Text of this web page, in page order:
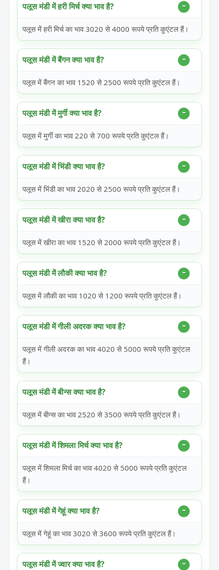
पलूस मंडी में हरी मिर्च क्या भाव है?
पलूस में हरी मिर्च का भाव 3020 से 4000 रूपये प्रति कुएंटल हैं।
पलूस मंडी में बैंगन क्या भाव है?
पलूस में बैंगन का भाव 1520 से 2500 रूपये प्रति कुएंटल हैं।
पलूस मंडी में मुर्गी क्या भाव है?
पलूस में मुर्गी का भाव 220 से 700 रूपये प्रति कुएंटल हैं।
पलूस मंडी में भिंडी क्या भाव है?
पलूस में भिंडी का भाव 2020 से 2500 रूपये प्रति कुएंटल हैं।
पलूस मंडी में खीरा क्या भाव है?
पलूस में खीरा का भाव 1520 से 2000 रूपये प्रति कुएंटल हैं।
पलूस मंडी में लौकी क्या भाव है?
पलूस में लौकी का भाव 1020 से 1200 रूपये प्रति कुएंटल हैं।
पलूस मंडी में गीली अदरक क्या भाव है?
पलूस में गीली अदरक का भाव 4020 से 5000 रूपये प्रति कुएंटल
हैं।
पलूस मंडी में बीन्स क्या भाव है?
पलूस में बीन्स का भाव 2520 से 3500 रूपये प्रति कुएंटल हैं।
पलूस मंडी में शिमला मिर्च क्या भाव है?
पलूस में शिमला मिर्च का भाव 4020 से 5000 रूपये प्रति कुएंटल
हैं।
पलूस मंडी में गेहूं क्या भाव है?
पलूस में गेहूं का भाव 3020 से 3600 रूपये प्रति कुएंटल हैं।
पलूस मंडी में ज्वार क्या भाव है?